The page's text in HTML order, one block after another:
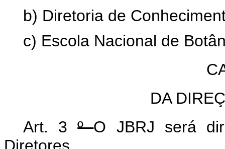
b) Diretoria de
c) Escola Nacional de
DA
Art. 3ºO JBRJ será